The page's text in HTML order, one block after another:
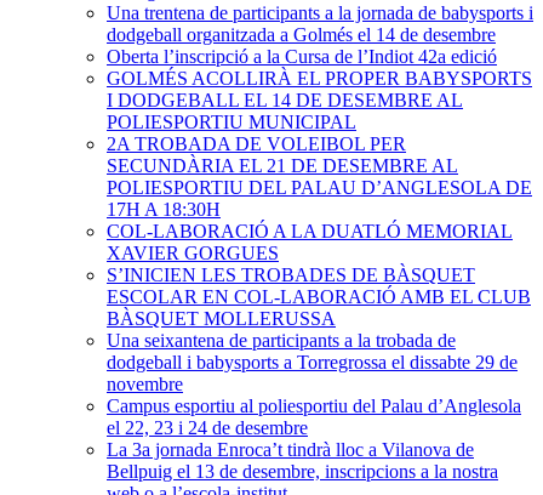
Una trentena de participants a la jornada de babysports i
dodgeball organitzada a Golmés el 14 de desembre
Oberta l’inscripció a la Cursa de l’Indiot 42a edició
GOLMÉS ACOLLIRÀ EL PROPER BABYSPORTS
I DODGEBALL EL 14 DE DESEMBRE AL
POLIESPORTIU MUNICIPAL
2A TROBADA DE VOLEIBOL PER
SECUNDÀRIA EL 21 DE DESEMBRE AL
POLIESPORTIU DEL PALAU D’ANGLESOLA DE
17H A 18:30H
COL-LABORACIÓ A LA DUATLÓ MEMORIAL
XAVIER GORGUES
S’INICIEN LES TROBADES DE BÀSQUET
ESCOLAR EN COL-LABORACIÓ AMB EL CLUB
BÀSQUET MOLLERUSSA
Una seixantena de participants a la trobada de
dodgeball i babysports a Torregrossa el dissabte 29 de
novembre
Campus esportiu al poliesportiu del Palau d’Anglesola
el 22, 23 i 24 de desembre
La 3a jornada Enroca’t tindrà lloc a Vilanova de
Bellpuig el 13 de desembre, inscripcions a la nostra